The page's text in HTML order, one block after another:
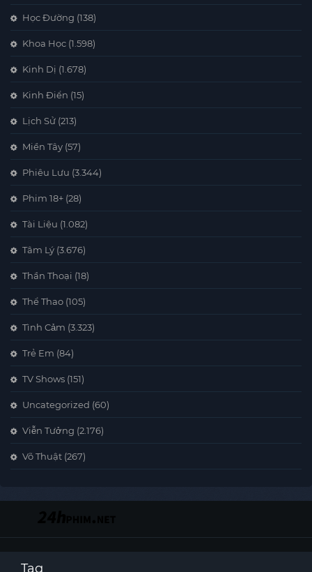
Học Đường (138)
Khoa Học (1.598)
Kinh Dị (1.678)
Kinh Điển (15)
Lịch Sử (213)
Miền Tây (57)
Phiêu Lưu (3.344)
Phim 18+ (28)
Tài Liệu (1.082)
Tâm Lý (3.676)
Thần Thoại (18)
Thể Thao (105)
Tình Cảm (3.323)
Trẻ Em (84)
TV Shows (151)
Uncategorized (60)
Viễn Tưởng (2.176)
Võ Thuật (267)
Tag